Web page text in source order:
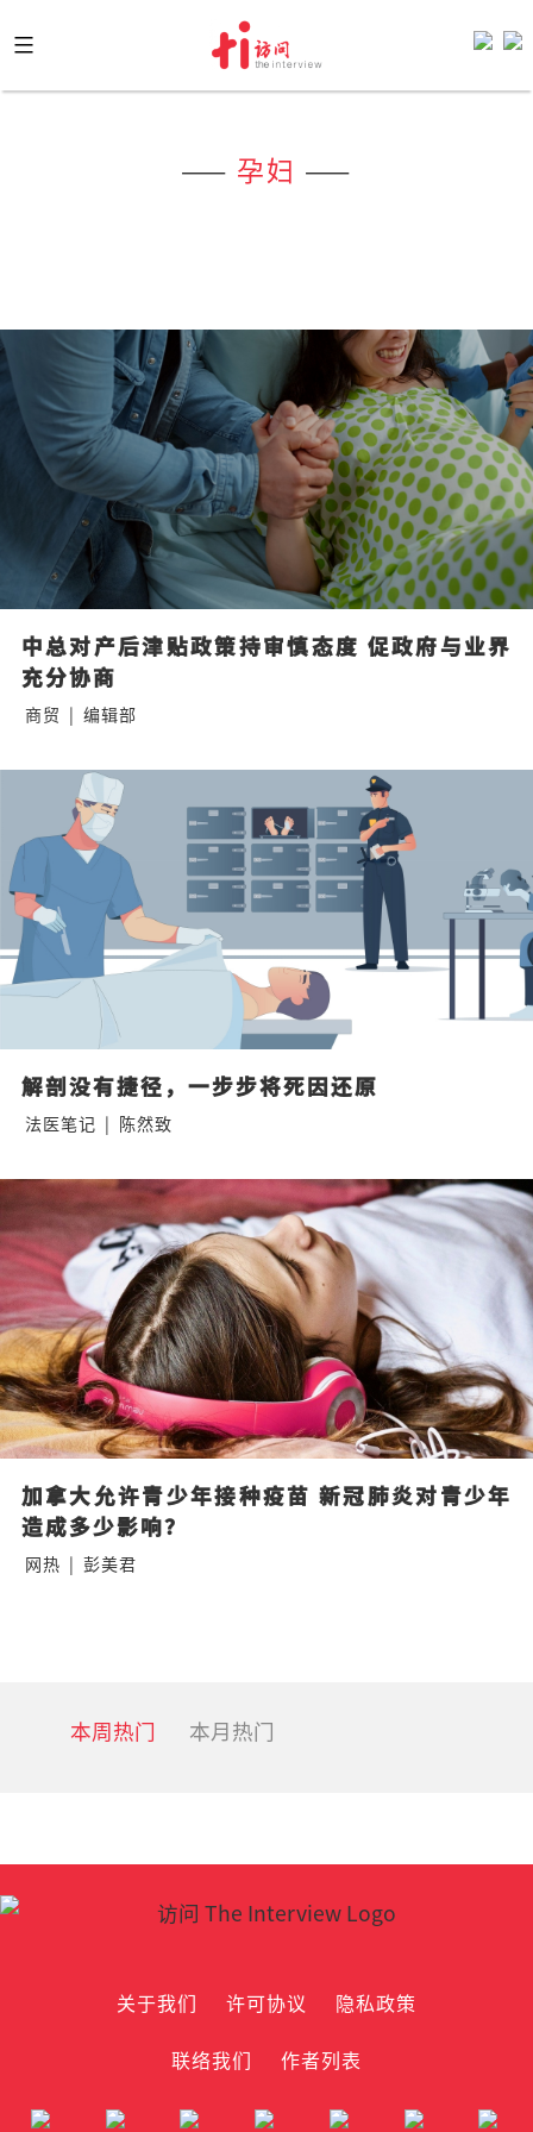
to
content
—— 孕妇 ——
中总对产后津贴政策持审慎态度 促政府与业界
充分协商
商贸 | 编辑部
解剖没有捷径，一步步将死因还原
法医笔记 | 陈然致
加拿大允许青少年接种疫苗 新冠肺炎对青少年
造成多少影响？
网热 | 彭美君
本周热门 本月热门
关于我们 许可协议
隐私政策
联络我们
作者列表